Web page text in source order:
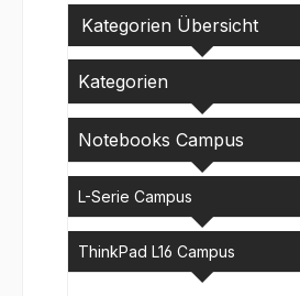
Kategorien Übersicht
Kategorien
Notebooks Campus
L-Serie Campus
ThinkPad L16 Campus